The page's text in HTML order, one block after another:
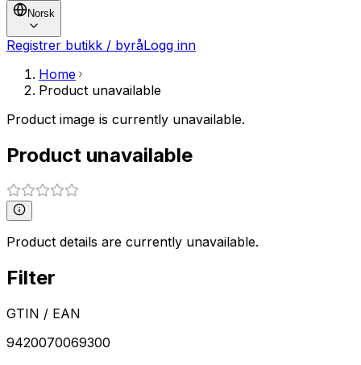
Norsk
Registrer butikk / byråLogg inn
Home
Product unavailable
Product image is currently unavailable.
Product unavailable
Product details are currently unavailable.
Filter
GTIN / EAN
9420070069300